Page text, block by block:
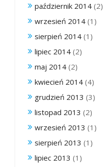
październik 2014 (2)
wrzesień 2014 (1)
sierpień 2014 (1)
lipiec 2014 (2)
maj 2014 (2)
kwiecień 2014 (4)
grudzień 2013 (3)
listopad 2013 (2)
wrzesień 2013 (1)
sierpień 2013 (1)
lipiec 2013 (1)